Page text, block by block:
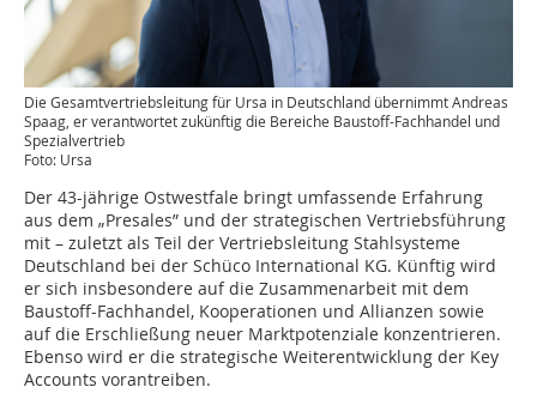
Die Gesamtvertriebsleitung für Ursa in Deutschland übernimmt Andreas
Spaag, er verantwortet zukünftig die Bereiche Baustoff-Fachhandel und
Spezialvertrieb
Foto: Ursa
Der 43-jährige Ostwestfale bringt umfassende Erfahrung
aus dem „Presales” und der strategischen Vertriebsführung
mit – zuletzt als Teil der Vertriebsleitung Stahlsysteme
Deutschland bei der Schüco International KG. Künftig wird
er sich insbesondere auf die Zusammenarbeit mit dem
Baustoff-Fachhandel, Kooperationen und Allianzen sowie
auf die Erschließung neuer Marktpotenziale konzentrieren.
Ebenso wird er die strategische Weiterentwicklung der Key
Accounts vorantreiben.